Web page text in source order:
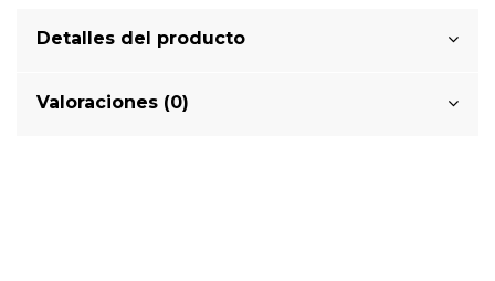
Detalles del producto
Valoraciones (0)